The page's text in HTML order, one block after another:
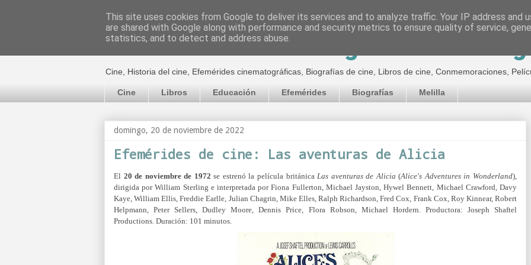
El cultural cinematográfico de Jorge
Cine, Historia del cine, Efemérides cinematográficas, Biografías de cine, Libros de cine, Conmemoraciones,
Cine Libros Educación Efemérides Biografías Melilla
domingo, 20 de noviembre de 2022
Efemérides de cine: Las aventuras de Alicia
El 20 de noviembre de 1972 se estrenó la película británica Las aventuras de Alicia (Alice's Adventures in Wonderland),
dirigida por William Sterling e interpretada por Fiona Fullerton, Michael Jayston, Hywel Bennett, Michael Crawford, Davy
Kaye, William Ellis, Freddie Earlle, Julian Chagrin, Mike Elles, Ralph Richardson, Fred Cox, Frank Cox, Roy Kinnear, Robert
Helpmann, Peter Sellers, Dudley Moore, Dennis Price, Flora Robson, Michael Hordern. Productora: Joseph Shaftel
Productions. Duración: 101 minutos.
This site uses cookies from Google to deliver its services and to analyze traffic. Your IP address and
are shared with Google along with performance and security metrics to ensure quality of service,
statistics, and to detect and address abuse.